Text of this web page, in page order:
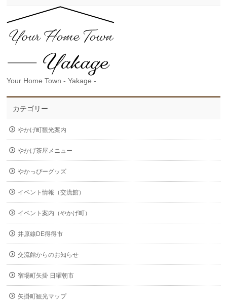
Your Home Town - Yakage -
カテゴリー
やかげ町観光案内
やかげ茶屋メニュー
やかっぴーグッズ
イベント情報（交流館）
イベント案内（やかげ町）
井原線DE得得市
交流館からのお知らせ
宿場町矢掛 日曜朝市
矢掛町観光マップ